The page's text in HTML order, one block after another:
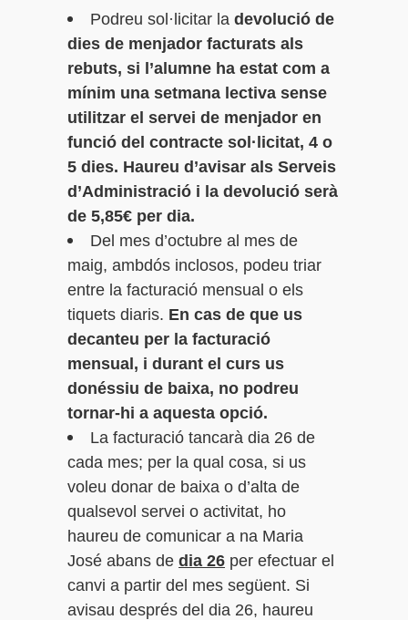
Podreu sol·licitar la devolució de
dies de menjador facturats als
rebuts, si l’alumne ha estat com a
mínim una setmana lectiva sense
utilitzar el servei de menjador en
funció del contracte sol·licitat, 4 o
5 dies. Haureu d’avisar als Serveis
d’Administració i la devolució serà
de 5,85€ per dia.
Del mes d’octubre al mes de
maig, ambdós inclosos, podeu triar
entre la facturació mensual o els
tiquets diaris. En cas de que us
decanteu per la facturació
mensual, i durant el curs us
donéssiu de baixa, no podreu
tornar-hi a aquesta opció.
La facturació tancarà dia 26 de
cada mes; per la qual cosa, si us
voleu donar de baixa o d’alta de
qualsevol servei o activitat, ho
haureu de comunicar a na Maria
José abans de dia 26 per efectuar el
canvi a partir del mes següent. Si
avisau després del dia 26, haureu